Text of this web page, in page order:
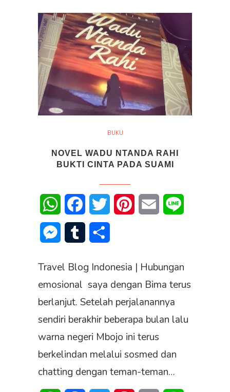
BUKU
NOVEL WADU NTANDA RAHI
BUKTI CINTA PADA SUAMI
WhatsAppFacebookTwitter PinterestEmail
Messenger
Tumblr
Travel Blog Indonesia | Hubungan
emosional saya dengan Bima terus
berlanjut. Setelah perjalanannya
sendiri berakhir beberapa bulan lalu
warna negeri Mbojo ini terus
berkelindan melalui sosmed dan
chatting dengan teman-teman…